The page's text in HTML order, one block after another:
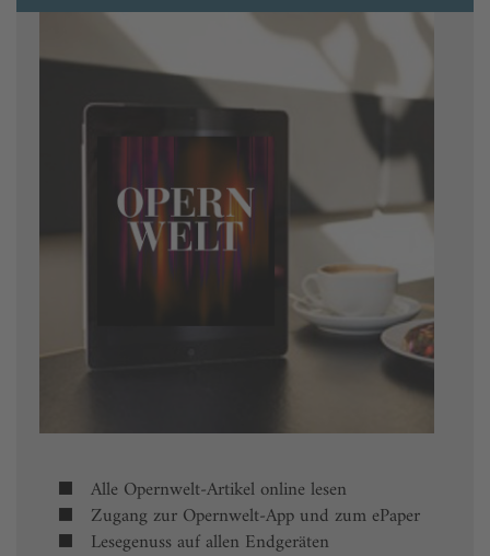
Alle Opernwelt-Artikel online lesen
Zugang zur Opernwelt-App und zum ePaper
Lesegenuss auf allen Endgeräten